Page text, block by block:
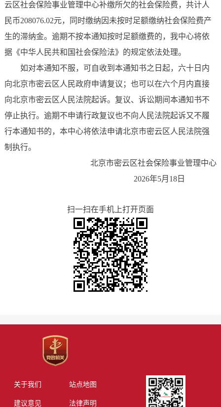
云区社会保险事业管理中心补缴所欠的社会保险费，共计人
民币208076.02元，同时缴纳因未按时足额缴纳社会保险费产
生的滞纳金。逾期不按本通知按时足额缴费的，我中心将依
据《中华人民共和国社会保险法》的规定依法处理。
如对本通知不服，可自收到本通知书之日起，六十日内
向北京市密云区人民政府申请复议；也可以在六个月内直接
向北京市密云区人民法院起诉。复议、诉讼期间本通知书不
停止执行。逾期不申请行政复议也不向人民法院起诉又不履
行本通知书的，本中心将依法申请北京市密云区人民法院强
制执行。
北京市密云区社会保险事业管理中心
2026年5月18日
扫一扫在手机上打开页面
关于我们 站点地图
建议意见 法律声明